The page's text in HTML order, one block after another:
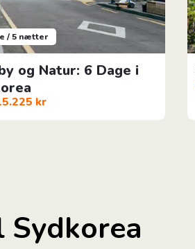
/ 5 nætter
og Natur: 6 Dage i
kr
Sydkorea